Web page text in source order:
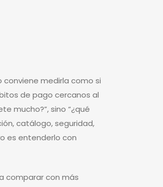
medirla como si
de pago cercanos al
mucho?”, sino “¿qué
catálogo, seguridad,
es entenderlo con
comparar con más